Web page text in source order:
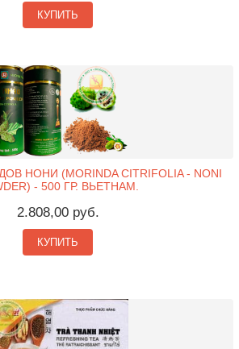
КУПИТЬ
НОНИ (MORINDA CITRIFOLIA - NONI
- 500 ГР. ВЬЕТНАМ.
2.808,00 руб.
КУПИТЬ